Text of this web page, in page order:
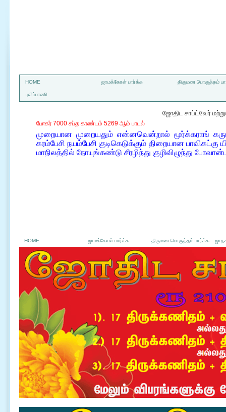
HOME ஜாமக்கோள் பார்க்க திருமண பொருத்தம்
புலிப்பாணி
ஜோதிட சாப்ட்வேர்
போகர் 7000 சப்த காண்டம் 5269 ஆம் பாடல்
முறையான முறையதும் என்னவென்றால் மூர்க்கராங்
கரம்பேசி நயம்பேசி குடிகெடுக்கும் திறையான
மாநிலத்தில் நோயுங்கண்டு சீரழிந்து குழிவிழுந்து
HOME ஜாமக்கோள் பார்க்க திருமண பொருத்தம் பார்க்க